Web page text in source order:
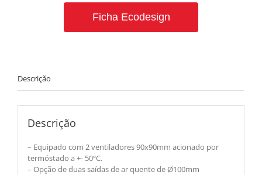
Ficha Ecodesign
Descrição
Descrição
– Equipado com 2 ventiladores 90x90mm acionado por
termóstado a +- 50ºC.
– Opção de duas saídas de ar quente de Ø100mm